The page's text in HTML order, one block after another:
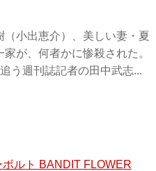
小出恵介）、美しい妻・夏
が、何者かに惨殺された。
う週刊誌記者の田中武志...
ルト BANDIT FLOWER